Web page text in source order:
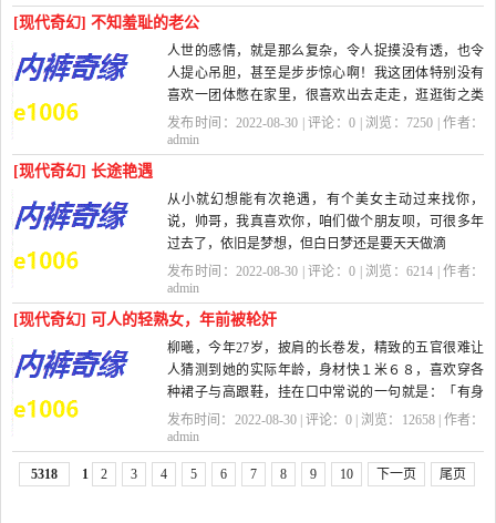
[现代奇幻] 不知羞耻的老公
人世的感情，就是那么复杂，令人捉摸没有透，也令
人提心吊胆，甚至是步步惊心啊！我这团体特别没有
喜欢一团体憋在家里，很喜欢出去走走，逛逛街之类
的。而且我特别喜欢去旅游，拿着相机，四处...
发布时间：2022-08-30 | 评论：0 | 浏览： 7250 | 作者：
admin
[现代奇幻] 长途艳遇
从小就幻想能有次艳遇，有个美女主动过来找你，
说，帅哥，我真喜欢你，咱们做个朋友呗，可很多年
过去了，依旧是梦想，但白日梦还是要天天做滴
你还别说，老天不负有心人，这样的好事还真来...
发布时间：2022-08-30 | 评论：0 | 浏览：6214 | 作者：
admin
[现代奇幻] 可人的轻熟女，年前被轮奸
柳曦，今年27岁，披肩的长卷发，精致的五官很难让
人猜测到她的实际年龄，身材快１米６８，喜欢穿各
种裙子与高跟鞋，挂在口中常说的一句就是：「有身
高，就是任性」，前凸后翘还又苗条高挑的身材与时...
发布时间：2022-08-30 | 评论：0 | 浏览： 12658| 作者：
admin
5318 1 2 3 4 5 6 7 8 9 10 下一页 尾页